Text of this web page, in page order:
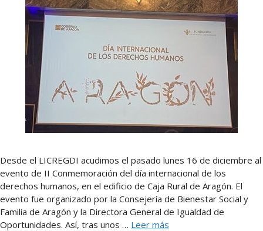
Desde el LICREGDI acudimos el pasado lunes 16 de diciembre al
evento de II Conmemoración del día internacional de los
derechos humanos, en el edificio de Caja Rural de Aragón. El
evento fue organizado por la Consejería de Bienestar Social y
Familia de Aragón y la Directora General de Igualdad de
Oportunidades. Así, tras unos … Leer más